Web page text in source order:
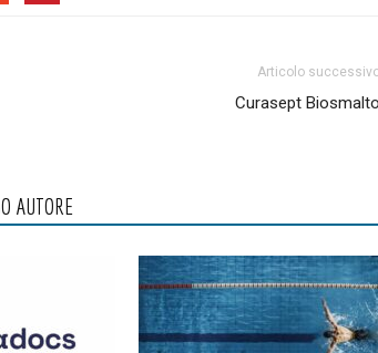
Articolo
Curasept Biosmalto
AUTORE